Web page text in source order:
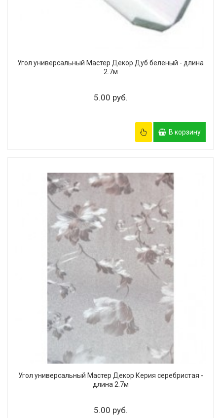
Угол универсальный Мастер Декор Дуб беленый - длина
2.7м
5.00 руб.
В корзину
Угол универсальный Мастер Декор Керия серебристая -
длина 2.7м
5.00 руб.